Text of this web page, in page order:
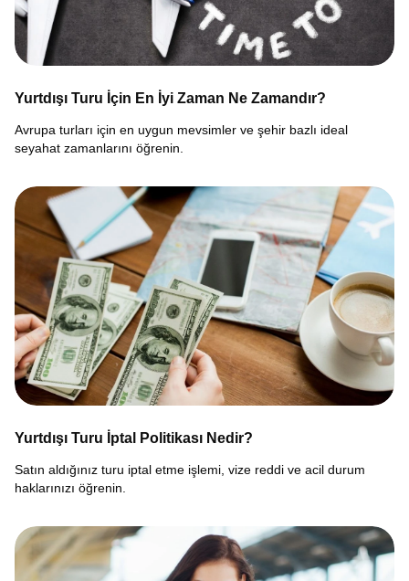
Yurtdışı Turu İçin En İyi Zaman Ne Zamandır?
Avrupa turları için en uygun mevsimler ve şehir bazlı ideal
seyahat zamanlarını öğrenin.
Yurtdışı Turu İptal Politikası Nedir?
Satın aldığınız turu iptal etme işlemi, vize reddi ve acil durum
haklarınızı öğrenin.